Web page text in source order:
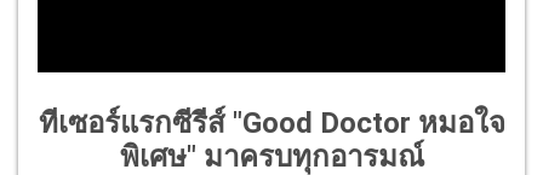
ทีเซอร์แรกซีรีส์ "Good Doctor หมอใจ
พิเศษ" มาครบทุกอารมณ์